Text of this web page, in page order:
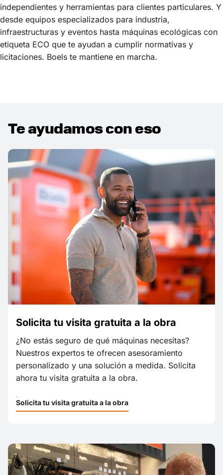
independientes y herramientas para clientes particulares. Y
desde equipos especializados para industria,
infraestructuras y eventos hasta máquinas ecológicas con
etiqueta ECO que te ayudan a cumplir normativas y
licitaciones. Boels te mantiene en marcha.
Te ayudamos con eso
Solicita tu visita gratuita a la obra
¿No estás seguro de qué máquinas necesitas?
Nuestros expertos te ofrecen asesoramiento
personalizado y una solución a medida. Solicita
ahora tu visita gratuita a la obra.
Solicita tu visita gratuita a la obra